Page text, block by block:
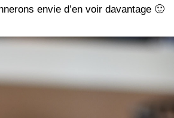
envie d’en voir davantage 🙂